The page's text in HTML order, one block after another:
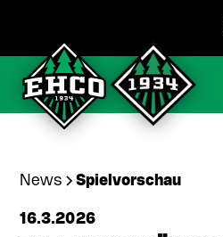
News Spielvorschau
16.3.2026